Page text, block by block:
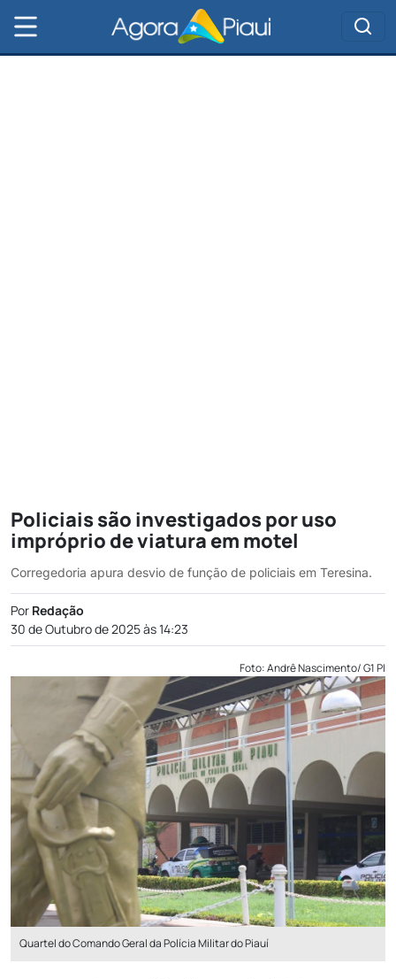
Policiais são investigados por uso
impróprio de viatura em motel
Corregedoria apura desvio de função de policiais em Teresina.
Por Redação
30 de Outubro de 2025 às 14:23
Foto: Andrê Nascimento/ G1 PI
Quartel do Comando Geral da Polícia Militar do Piauí